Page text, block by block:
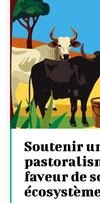
Soutenir
faveur de